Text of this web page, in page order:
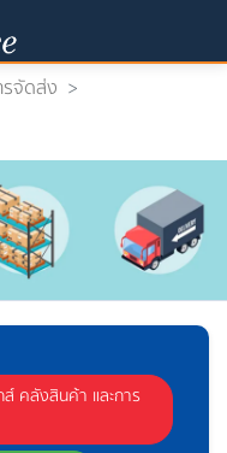
จัดส่ง >
คลังสินค้า และการ